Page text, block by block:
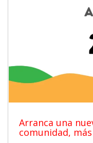
Arranca una
comunidad,